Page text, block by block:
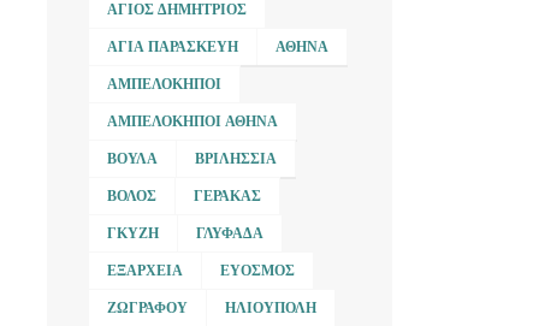
ΆΓΙΟΣ ΔΗΜΉΤΡΙΟΣ
ΑΓΊΑ ΠΑΡΑΣΚΕΥΉ ΑΘΉΝΑ
ΑΜΠΕΛΌΚΗΠΟΙ
ΑΜΠΕΛΌΚΗΠΟΙ ΑΘΉΝΑ
ΒΟΎΛΑ ΒΡΙΛΉΣΣΙΑ
ΒΌΛΟΣ ΓΈΡΑΚΑΣ
ΓΚΎΖΗ ΓΛΥΦΆΔΑ
ΕΞΆΡΧΕΙΑ ΕΎΟΣΜΟΣ
ΖΩΓΡΆΦΟΥ ΗΛΙΟΎΠΟΛΗ